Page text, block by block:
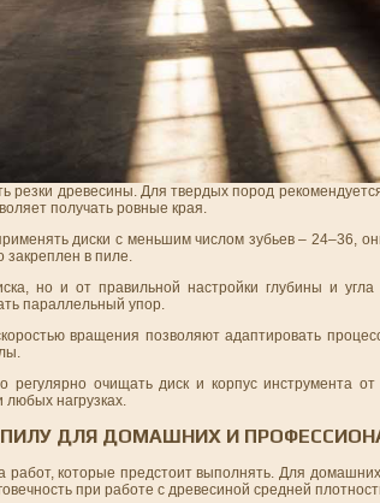
резки древесины. Для твердых пород
получать ровные края.
диски с меньшим числом зубьев – 24–36,
закреплен в пиле.
но и от правильной настройки глубины и
параллельный упор.
вращения позволяют адаптировать
регулярно очищать диск и корпус инструмента
любых нагрузках.
ДЛЯ ДОМАШНИХ И
работ, которые предстоит выполнять. Для
при работе с древесиной средней